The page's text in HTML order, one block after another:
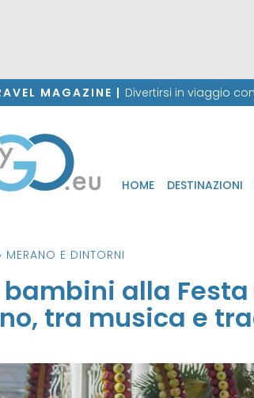
MAGAZINE | Divertirsi in viaggio
HOME DESTINAZIONI
MERANO E DINTORNI
alla Festa
tra musica e